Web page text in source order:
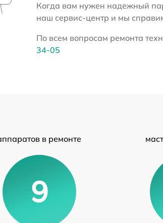
Когда вам нужен надежный
наш сервис-центр и мы
По всем вопросам ремонта
34-05
в ремонте
9